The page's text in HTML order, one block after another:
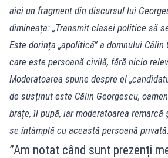
aici un fragment din discursul lui
dimineața: „Transmit clasei politice să
Este dorința „apolitică” a domnului Călin
care este persoană civilă, fără nicio
Moderatoarea spune despre el
de susținut este Călin Georgescu,
brațe, îl pupă, iar moderatoarea
se întâmplă cu această persoană privată.
”Am notat când sunt prezenți